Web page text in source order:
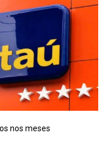
nos meses